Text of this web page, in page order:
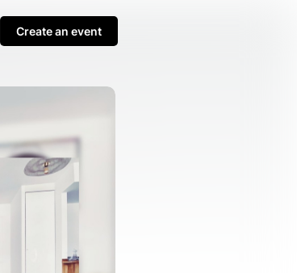
Create an event